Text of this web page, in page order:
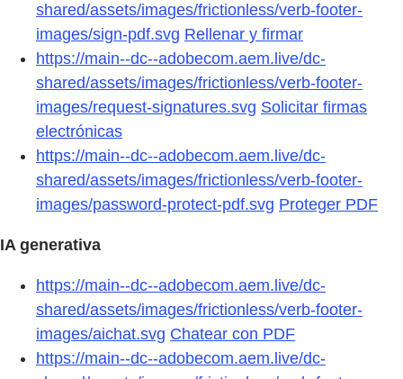
shared/assets/images/frictionless/verb-footer-
images/sign-pdf.svg Rellenar y firmar
https://main--dc--adobecom.aem.live/dc-
shared/assets/images/frictionless/verb-footer-
images/request-signatures.svg Solicitar firmas
electrónicas
https://main--dc--adobecom.aem.live/dc-
shared/assets/images/frictionless/verb-footer-
images/password-protect-pdf.svg Proteger PDF
IA generativa
https://main--dc--adobecom.aem.live/dc-
shared/assets/images/frictionless/verb-footer-
images/aichat.svg Chatear con PDF
https://main--dc--adobecom.aem.live/dc-